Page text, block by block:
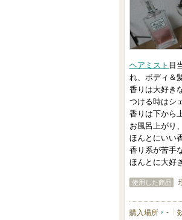
ヘアミスト 目
れ、ボディ＆
香りは大好き
つける時はシ
香りは下から
お風呂上がり
ほんとにいい
香り系が苦手
ほんとに大好
使用した商品
購入場所 -